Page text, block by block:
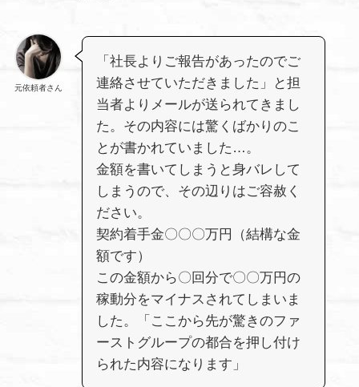
元依頼者さん
「社長よりご報告があったのでご
連絡させていただきました」と担
当者よりメールが送られてきまし
た。その内容には驚くばかりのこ
とが書かれていました…。
金額を書いてしまうと身バレして
しまうので、その辺りはご容赦く
ださい。
契約着手金〇〇〇万円（結構な金
額です）
この金額から〇回分で〇〇万円の
稼動分をマイナスされてしまいま
した。「ここから先が驚きのファ
ーストグループの都合を押し付け
られた内容になります」